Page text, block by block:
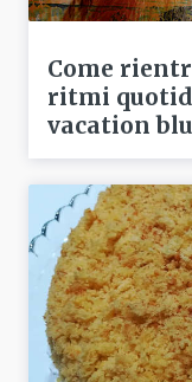
Come
ritmi
vacation